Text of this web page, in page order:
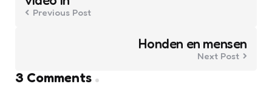
Previous Post
Honden en mensen
Next Post
3 Comments